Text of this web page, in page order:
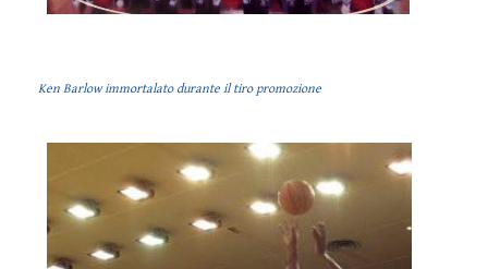
Ken Barlow immortalato durante il tiro promozione